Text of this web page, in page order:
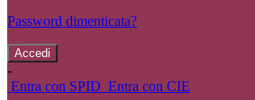
Password dimenticata?
-
Entra con SPID Entra con CIE